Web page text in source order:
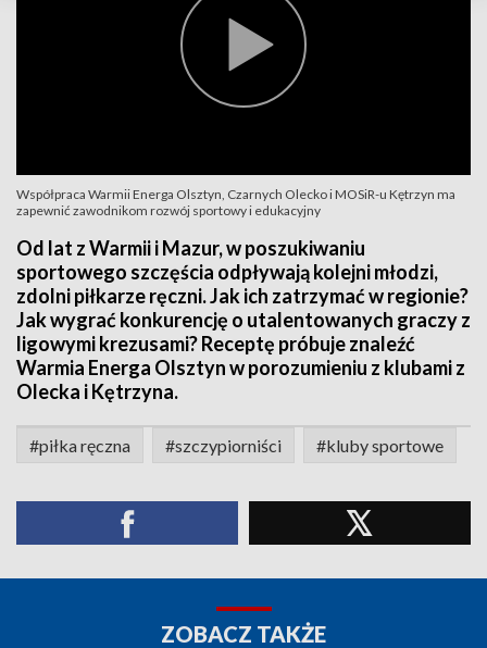
Współpraca Warmii Energa Olsztyn, Czarnych Olecko i MOSiR-u Kętrzyn ma
zapewnić zawodnikom rozwój sportowy i edukacyjny
Od lat z Warmii i Mazur, w poszukiwaniu
sportowego szczęścia odpływają kolejni młodzi,
zdolni piłkarze ręczni. Jak ich zatrzymać w regionie?
Jak wygrać konkurencję o utalentowanych graczy z
ligowymi krezusami? Receptę próbuje znaleźć
Warmia Energa Olsztyn w porozumieniu z klubami z
Olecka i Kętrzyna.
#piłka ręczna #szczypiorniści #kluby sportowe
ZOBACZ TAKŻE